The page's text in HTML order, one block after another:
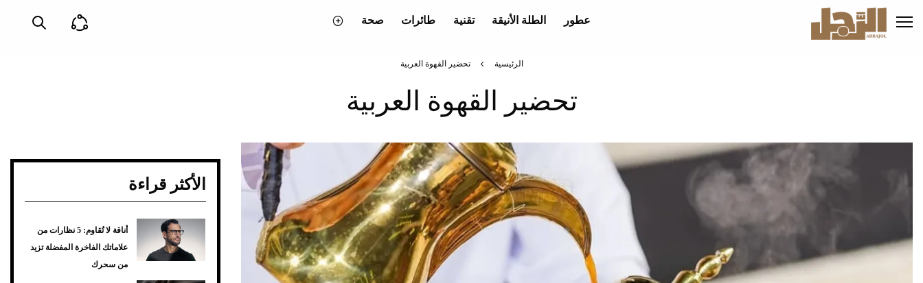
إلى
المحتوى
عطور الطلة الأنيقة تقنية طائرات صحة
الرئيسية تحضير القهوة العربية
تحضير القهوة العربية
الأكثر قراءة
أناقة لا تُقاوم: 5 نظارات من
علاماتك الفاخرة المفضلة تزيد
من سحرك